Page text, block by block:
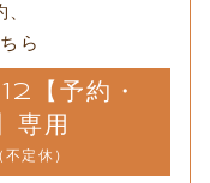
ら
予約・
専用
定休）